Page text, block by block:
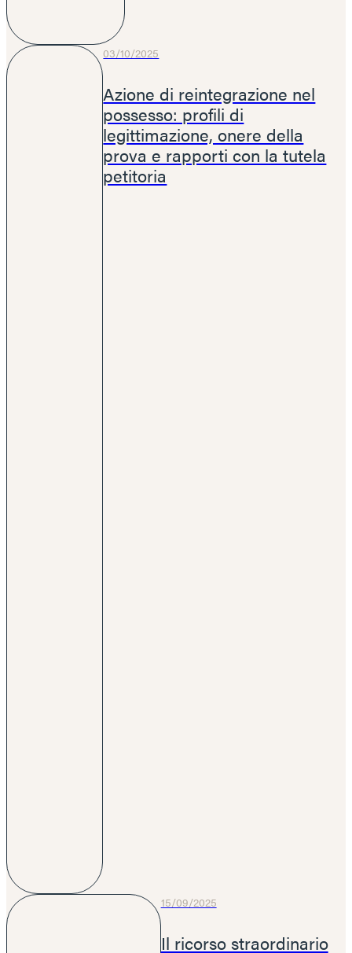
03/10/2025
Azione di reintegrazione nel
possesso: profili di
legittimazione, onere della
prova e rapporti con la tutela
petitoria
15/09/2025
Il ricorso straordinario